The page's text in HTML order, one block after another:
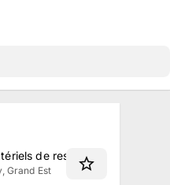
de restauration du
Grand Est